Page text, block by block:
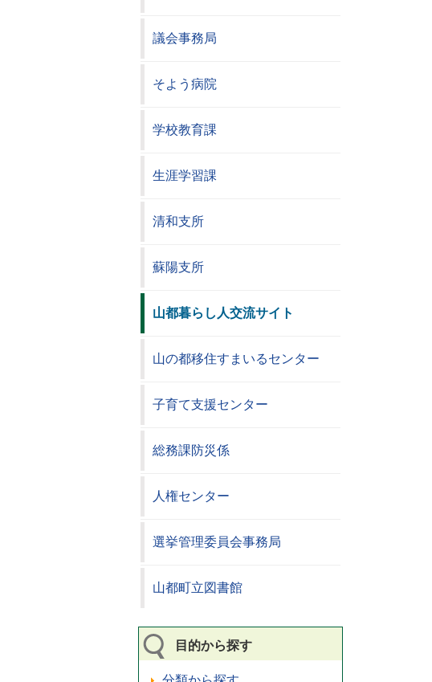
議会事務局
そよう病院
学校教育課
生涯学習課
清和支所
蘇陽支所
山都暮らし人交流サイト
山の都移住すまいるセンター
子育て支援センター
総務課防災係
人権センター
選挙管理委員会事務局
山都町立図書館
目的から探す